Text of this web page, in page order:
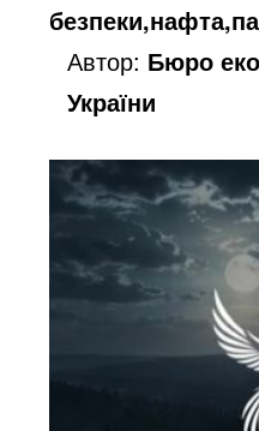
Автор: Бюро
України